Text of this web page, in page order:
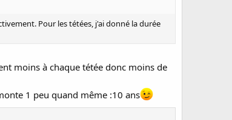
Pour les tétées, j'ai donné la durée
moins à chaque tétée donc moins de
1 peu quand même :10 ans